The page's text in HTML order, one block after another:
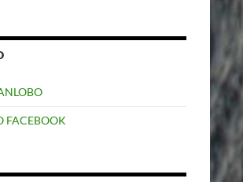
FACEBOOK